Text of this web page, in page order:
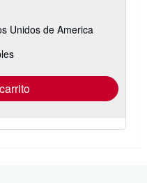
Unidos de America